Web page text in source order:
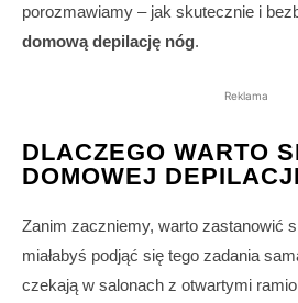
porozmawiamy – jak skutecznie i
domową depilację nóg.
Reklama
DLACZEGO WARTO
DOMOWEJ
Zanim zaczniemy, warto zastanowić
miałabyś podjąć się tego zadania
czekają w salonach z otwartymi